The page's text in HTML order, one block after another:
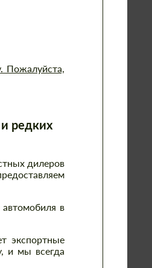
Пожалуйста,
редких
дилеров
автомобиля в
экспортные
и мы всегда